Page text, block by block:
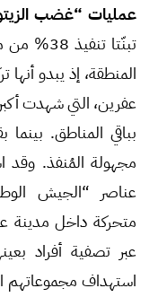
عمليات “غضب
تبنّتا
المنطقة، إذ يبدو أنها
عفرين، التي شهدت
مجهولة المُنفذ. وقد
عناصر “الجيش
متحركة داخل مدينة
عبر تصفية أفراد
استهداف مجموعاتهم